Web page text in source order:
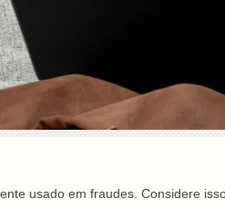
usado em fraudes. Considere